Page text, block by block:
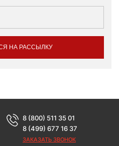
НА РАССЫЛКУ
8 (800) 511 35 01
8 (499) 677 16 37
ЗАКАЗАТЬ ЗВОНОК